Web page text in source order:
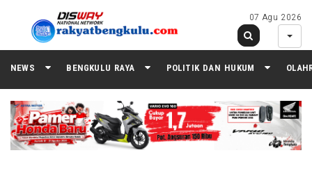
07 Agu 2026
NEWS BENGKULU RAYA POLITIK DAN HUKUM